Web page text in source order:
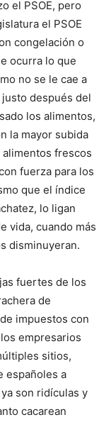
el PSOE, pero
el PSOE
congelación o
ocurra lo que
no se le cae a
después del
los alimentos,
la mayor subida
alimentos frescos
fuerza para los
que el índice
lo ligan
vida, cuando más
disminuyeran.
fuertes de los
de
impuestos con
empresarios
sitios,
españoles a
son ridículas y
cacarean